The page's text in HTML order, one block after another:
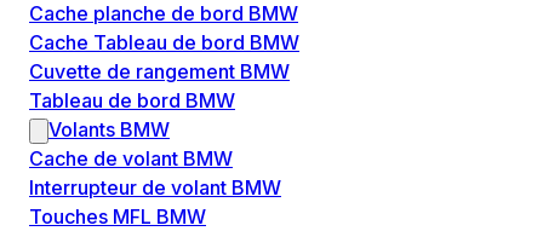
Cache planche de bord BMW
Cache Tableau de bord BMW
Cuvette de rangement BMW
Tableau de bord BMW
Volants BMW
Cache de volant BMW
Interrupteur de volant BMW
Touches MFL BMW